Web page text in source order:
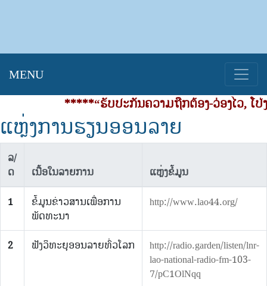
MENU
*****“ຮັບປະກັນຄວາມຖືກຕ້ອງ-ວ່ອງໄວ, ໂ
ແຫຼ່ງການຮຽນອອນລາຍ
ລ/
ດ
ເນື້ອໃນລາຍການ ແຫຼ່ງຂໍ້ມູນ
1
ຂໍ້ມູນຂ່າວສານເພື່ອການ
ພັດທະນາ
http://www.lao44.org/
2 ຟັງວິທະຍຸອອນລາຍທົ່ວໂລກ
http://radio.garden/listen/lnr-
lao-national-radio-fm-103-
7/pC1OlNqq